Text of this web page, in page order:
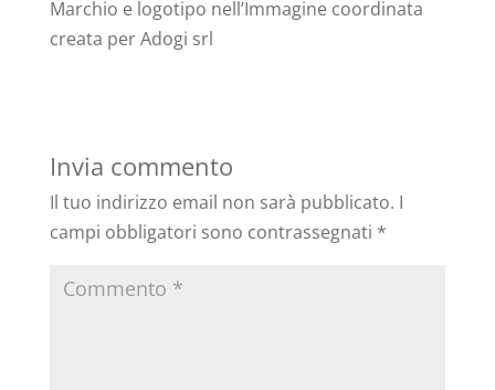
Marchio e logotipo nell’Immagine coordinata
creata per Adogi srl
Invia commento
Il tuo indirizzo email non sarà pubblicato. I
campi obbligatori sono contrassegnati *